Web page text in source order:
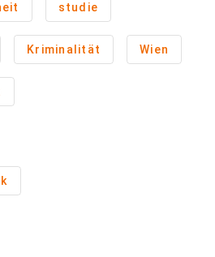
studie
Kriminalität Wien